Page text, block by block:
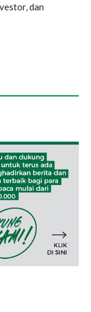
dan